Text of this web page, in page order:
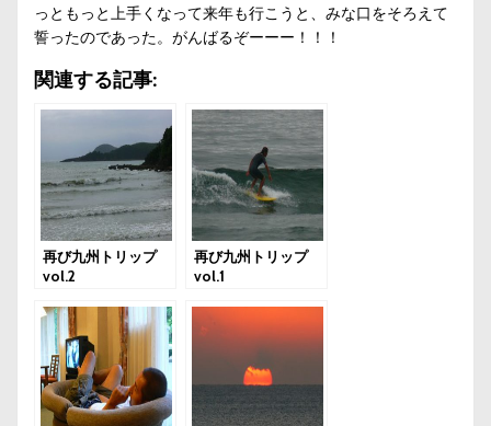
っともっと上手くなって来年も行こうと、みな口をそろえて
誓ったのであった。がんばるぞーーー！！！
関連する記事:
再び九州トリップ
vol.2
再び九州トリップ
vol.1